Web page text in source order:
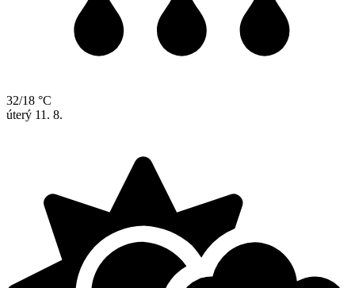
32/18 °C
úterý 11. 8.